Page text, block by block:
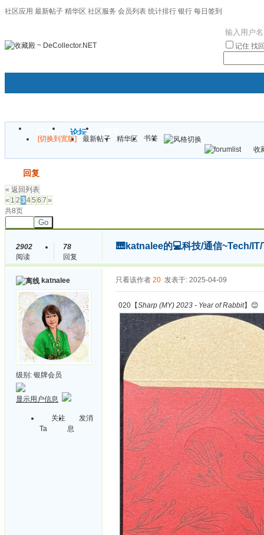
社区应用 最新帖子 精华区 社区服务 会员列表 统计排行 银行 每日签到
记住 找
门户 论坛
[切换到宽版] 最新帖子 精华区
书签
收
回复
« 返回列表
« 1 2 345 6 7 »
共8页
Go
2902
阅读
78
回复
🎹katnalee的💻科技/通信~Tech/
katnalee
级别: 银牌会员
显示用户信息
关注
Ta
发消
息
只看该作者 20 发表于: 2025-04-09
020【Sharp (MY) 2023 - Year of Rabbit】😊